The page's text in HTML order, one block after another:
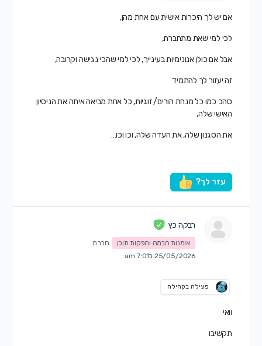
אם יש לך היכרות אישית עם אחת מהן,
לכי למי שאת מתחברת,
אבל אם כולן אנונימיות בעינייך, לכי למי שהכי נגישה וקרובה,
זה יעזור לך להתמיד
סהכ כמו כל מנחת הורים/ זוגיות, כל אחת מביאה איתה את הניסיון
האישי שלה,
את הסגנון שלה, את העדה שלה, וכו וכו…
עזר לך?
רבקה כץ
אומנות הבמה והפקות תוכן
חברה
25/05/2026 ב7:01 am
פעילה בקהילה
וואי
תקשיבו